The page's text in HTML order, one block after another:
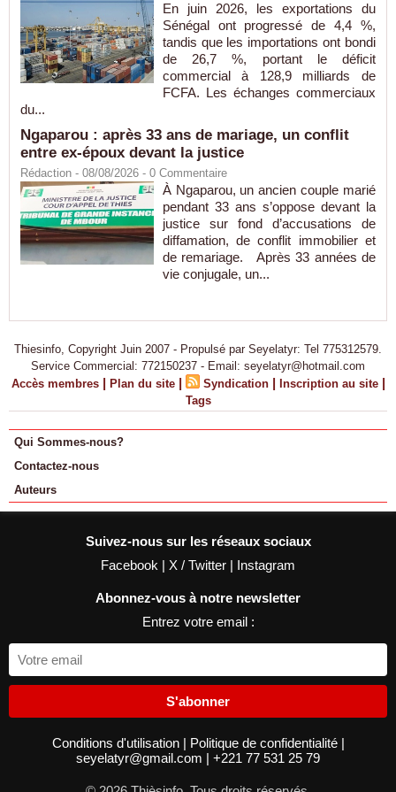
En juin 2026, les exportations du
Sénégal ont progressé de 4,4 %,
tandis que les importations ont bondi
de 26,7 %, portant le déficit
commercial à 128,9 milliards de
FCFA. Les échanges commerciaux
du...
Ngaparou : après 33 ans de mariage, un conflit
entre ex-époux devant la justice
Rédaction - 08/08/2026 - 0 Commentaire
À Ngaparou, un ancien couple marié
pendant 33 ans s’oppose devant la
justice sur fond d’accusations de
diffamation, de conflit immobilier et
de remariage. Après 33 années de
vie conjugale, un...
Thiesinfo, Copyright Juin 2007 - Propulsé par Seyelatyr: Tel 775312579.
Service Commercial: 772150237 - Email: seyelatyr@hotmail.com
Accès membres | Plan du site | Syndication | Inscription au site |
Tags
Qui Sommes-nous?
Contactez-nous
Auteurs
Suivez-nous sur les réseaux sociaux
Facebook | X / Twitter | Instagram
Abonnez-vous à notre newsletter
Entrez votre email :
S'abonner
Conditions d'utilisation | Politique de confidentialité |
seyelatyr@gmail.com | +221 77 531 25 79